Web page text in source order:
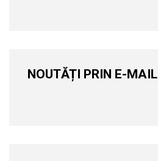
NOUTĂȚI PRIN E-MAIL